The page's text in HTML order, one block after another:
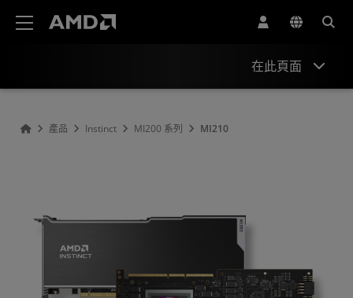
在此頁面
產品 Instinct MI200 系列 MI210